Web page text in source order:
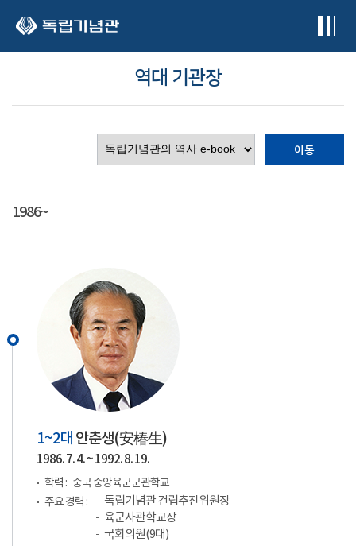
역대 기관장
이동
1986~
1~2대 안춘생(安椿生)
1986. 7. 4. ~ 1992. 8. 19.
학력 : 중국 중앙육군군관학교
주요 경력 :
독립기념관 건립추진위원장
육군사관학교장
국회의원(9대)